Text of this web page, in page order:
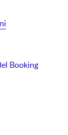
Booking